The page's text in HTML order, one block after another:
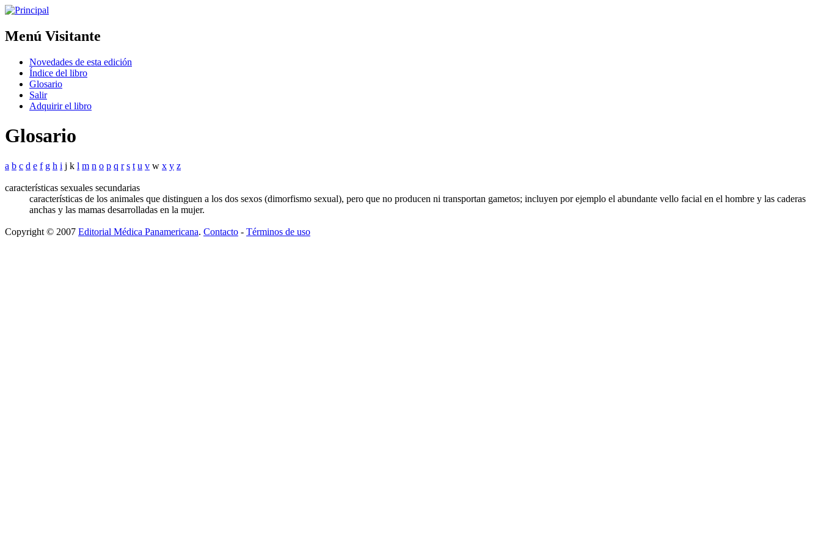
Menú Visitante
Novedades de esta edición
Índice del libro
Glosario
Salir
Adquirir el libro
Glosario
a b c d e f g h i j k l m n o p q r s t u v w x y z
características sexuales secundarias
características de los animales que distinguen a los dos sexos (dimorfismo sexual), pero que no producen ni transportan gametos; incluyen por ejemplo el abundante vello facial en el hombre y las caderas
anchas y las mamas desarrolladas en la mujer.
Copyright © 2007 Editorial Médica Panamericana. Contacto - Términos de uso